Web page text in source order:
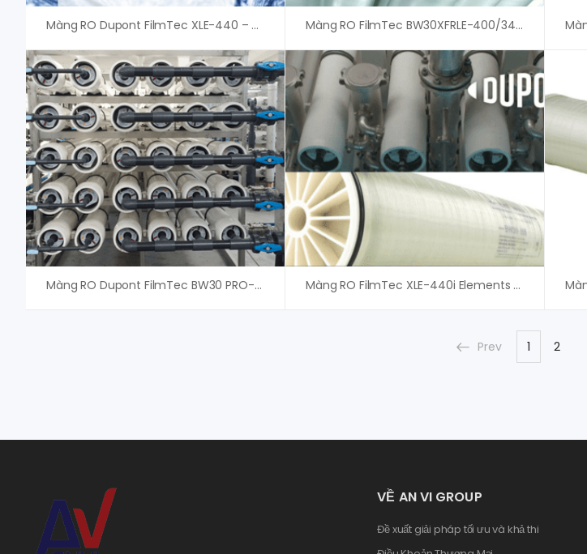
Màng RO Dupont FilmTec XLE-440 – Giải Pháp Lọc Nước Hiệu Quả Màng RO FilmTec BW30XFRLE-400/34i Dupont
Màng RO Dupont FilmTec BW30 PRO-365 USA Màng RO FilmTec XLE-440i Elements Dupont – An Vi Group
Prev 1 2
VỀ AN VI GROUP
Đề xuất giải pháp tối ưu và khả thi